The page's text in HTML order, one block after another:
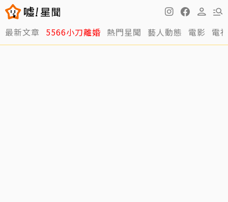
最新文章 5566小刀離婚 熱門星聞 藝人動態 電影 電